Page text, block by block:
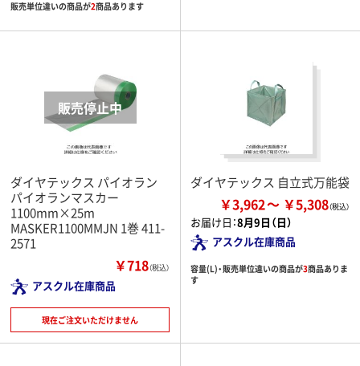
販売単位違いの商品が2商品あります
ダイヤテックス パイオラン
パイオランマスカー
1100mm×25m
MASKER1100MMJN 1巻 411-
2571
￥718（税込）
アスクル在庫商品
現在ご注文いただけません
ダイヤテックス 自立式万能袋
￥3,962 ￥5,308
お届け日：8月9日（日）
アスクル在庫商品
容量(L)・販売単位違いの商品が3商品ありま
す